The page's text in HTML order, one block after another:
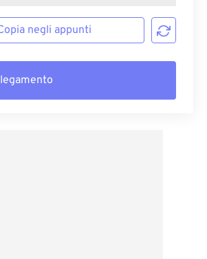
negli appunti